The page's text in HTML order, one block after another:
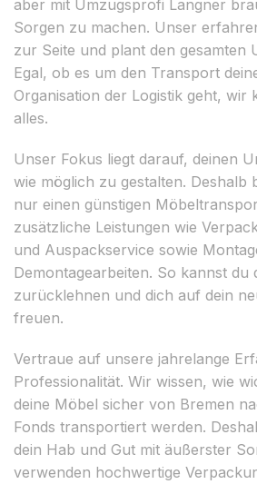
aber mit Umzugsprofi Langner
Sorgen zu machen. Unser
zur Seite und plant den gesamten
Egal, ob es um den Transport
Organisation der Logistik geht, wir
alles.
Unser Fokus liegt darauf, deinen
wie möglich zu gestalten. Deshalb
nur einen günstigen
zusätzliche Leistungen wie
und Auspackservice sowie
Demontagearbeiten. So kannst du
zurücklehnen und dich auf dein
freuen.
Vertraue auf unsere jahrelange
Professionalität. Wir wissen, wie
deine Möbel sicher von Bremen
Fonds transportiert werden.
dein Hab und Gut mit äußerster
verwenden hochwertige